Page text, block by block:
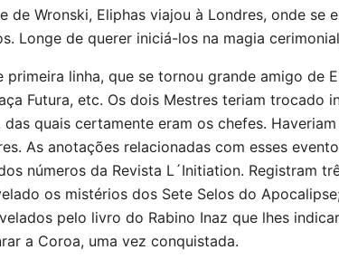
de Wronski, Eliphas viajou à Londres, onde
Longe de querer iniciá-los na magia
linha, que se tornou grande amigo de
Futura, etc. Os dois Mestres teriam trocado
quais certamente eram os chefes.
As anotações relacionadas com esses
números da Revista L´Initiation. Registram
os mistérios dos Sete Selos do
pelo livro do Rabino Inaz que lhes
a Coroa, uma vez conquistada.